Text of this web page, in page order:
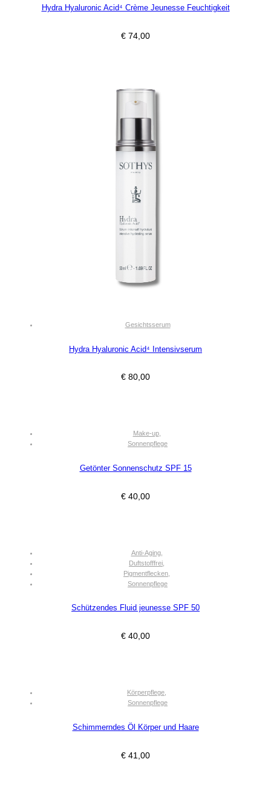
Hydra Hyaluronic Acid⁴ Crème Jeunesse Feuchtigkeit
€ 74,00
Gesichtsserum
Hydra Hyaluronic Acid⁴ Intensivserum
€ 80,00
Make-up,
Sonnenpflege
Getönter Sonnenschutz SPF 15
€ 40,00
Anti-Aging,
Duftstofffrei
Pigmentflecken
Sonnenpflege
Schützendes Fluid jeunesse SPF 50
€ 40,00
Körperpflege
Sonnenpflege
Schimmerndes Öl Körper und Haare
€ 41,00